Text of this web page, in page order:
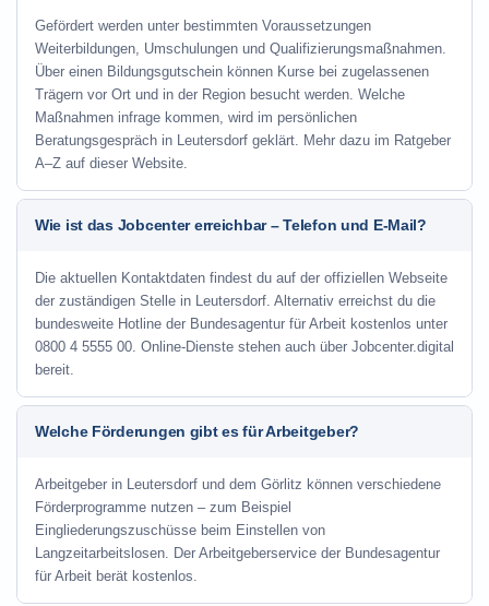
Gefördert werden unter bestimmten Voraussetzungen
Weiterbildungen, Umschulungen und Qualifizierungsmaßnahmen.
Über einen Bildungsgutschein können Kurse bei zugelassenen
Trägern vor Ort und in der Region besucht werden. Welche
Maßnahmen infrage kommen, wird im persönlichen
Beratungsgespräch in Leutersdorf geklärt. Mehr dazu im Ratgeber
A–Z auf dieser Website.
Wie ist das Jobcenter erreichbar – Telefon und E-Mail?
Die aktuellen Kontaktdaten findest du auf der offiziellen Webseite
der zuständigen Stelle in Leutersdorf. Alternativ erreichst du die
bundesweite Hotline der Bundesagentur für Arbeit kostenlos unter
0800 4 5555 00. Online-Dienste stehen auch über Jobcenter.digital
bereit.
Welche Förderungen gibt es für Arbeitgeber?
Arbeitgeber in Leutersdorf und dem Görlitz können verschiedene
Förderprogramme nutzen – zum Beispiel
Eingliederungszuschüsse beim Einstellen von
Langzeitarbeitslosen. Der Arbeitgeberservice der Bundesagentur
für Arbeit berät kostenlos.